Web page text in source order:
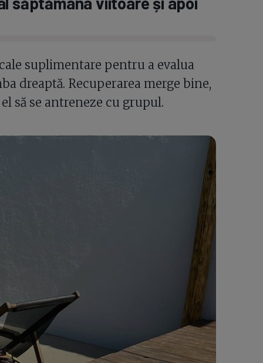
suplimentare pentru a evalua
dreaptă. Recuperarea merge bine,
să se antreneze cu grupul.